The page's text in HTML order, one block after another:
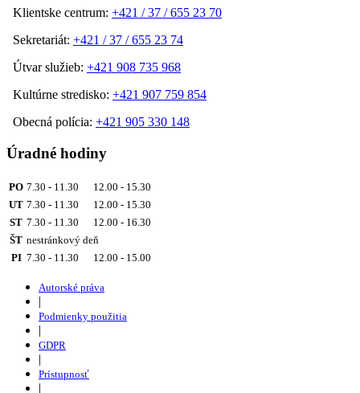
Klientske centrum: +421 / 37 / 655 23 70
Sekretariát: +421 / 37 / 655 23 74
Útvar služieb: +421 908 735 968
Kultúrne stredisko: +421 907 759 854
Obecná polícia: +421 905 330 148
Úradné hodiny
PO 7.30 - 11.30 12.00 - 15.30
UT 7.30 - 11.30 12.00 - 15.30
ST 7.30 - 11.30 12.00 - 16.30
ŠT nestránkový deň
PI 7.30 - 11.30 12.00 - 15.00
Autorské práva
Podmienky použitia
GDPR
Prístupnosť